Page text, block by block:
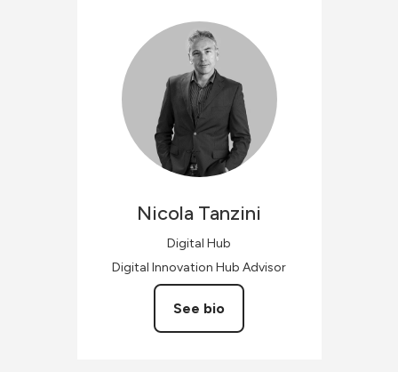
Nicola Tanzini
Digital Hub
Digital Innovation Hub Advisor
See bio